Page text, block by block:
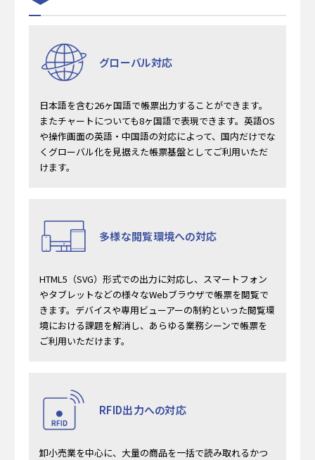
グローバル対応
日本語を含む26ヶ国語で帳票出力することができます。
またチャートについても8ヶ国語で表現できます。英語OS
や操作画面の英語・中国語の対応によって、国内だけでな
くグローバル化を見据えた帳票基盤としてご利用いただ
けます。
多様な閲覧環境への対応
HTML5（SVG）形式での出力に対応し、スマートフォン
やタブレットなどの様々なWebブラウザで帳票を閲覧で
きます。デバイスや専用ビューアーの制約といった閲覧環
境における課題を解消し、あらゆる業務シーンで帳票を
ご利用いただけます。
RFID出力への対応
卸小売業を中心に、大量の商品を一括で読み取れるかつ